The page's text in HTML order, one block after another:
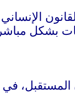
بشكل مباشر،